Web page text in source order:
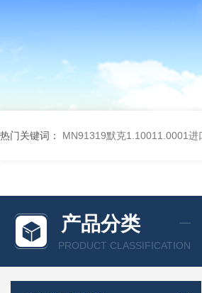
热门关键词： MN91319默克1.10011.0001进
产品分类
PRODUCT CLASSIFICATION